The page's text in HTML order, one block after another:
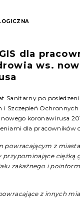
dla
ws.
Sanitarny po
i Szczepień
koronawirusa
dla pracowników
powracającym z
ciężką
zakaźnego i
z innych